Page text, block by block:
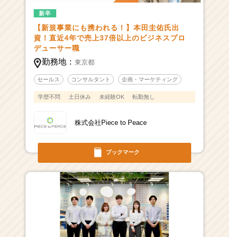
ブックマーク
新卒
【新規事業にも携われる！】本田圭佑氏出
資！直近4年で売上37倍以上のビジネスプロ
デューサー職
勤務地： 東京都
セールス コンサルタント 企画・マーケティング
学歴不問 土日休み 未経験OK 転勤無し
株式会社Piece to Peace